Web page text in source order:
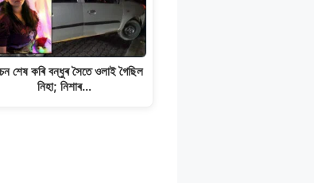
শেষ কৰি বন্ধুৰ সৈতে ওলাই গৈছিল
নিহা; নিশাৰ…